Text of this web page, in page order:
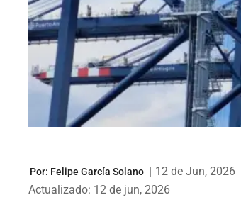
Por: Felipe García Solano | 12 de Jun, 2026
Actualizado: 12 de jun, 2026